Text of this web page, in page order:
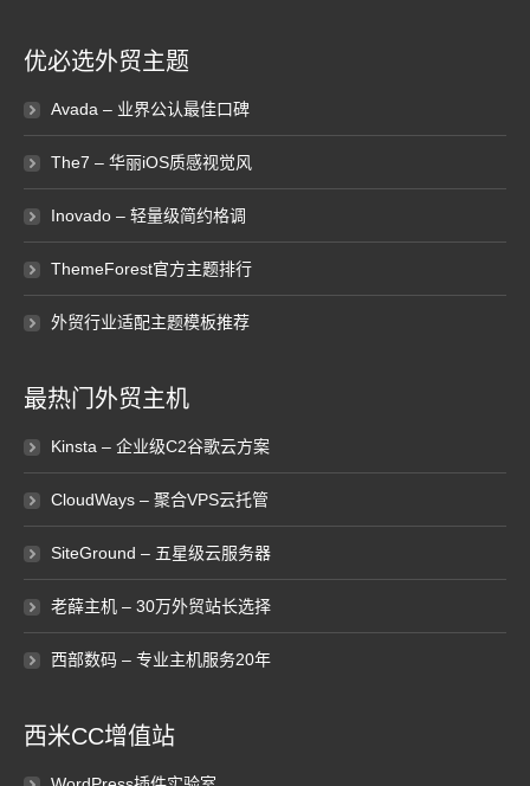
优必选外贸主题
Avada – 业界公认最佳口碑
The7 – 华丽iOS质感视觉风
Inovado – 轻量级简约格调
ThemeForest官方主题排行
外贸行业适配主题模板推荐
最热门外贸主机
Kinsta – 企业级C2谷歌云方案
CloudWays – 聚合VPS云托管
SiteGround – 五星级云服务器
老薛主机 – 30万外贸站长选择
西部数码 – 专业主机服务20年
西米CC增值站